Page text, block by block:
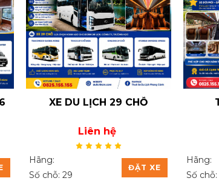
XE DU LỊCH 29 CHỖ
Liên hệ
Hãng:
Số chỗ: 29
ĐẶT XE
Hãng:
Số chỗ: